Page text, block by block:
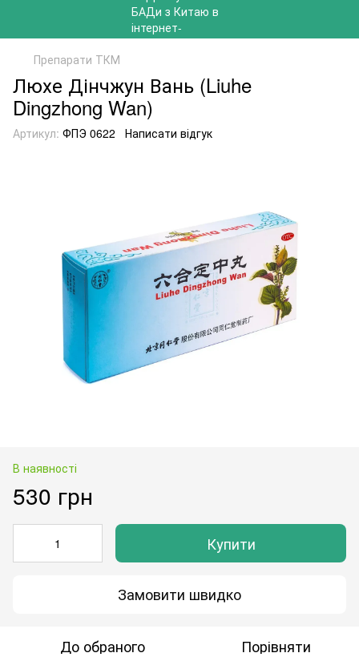
Препарати ТКМ
Люхе Дінчжун Вань (Liuhe
Dingzhong Wan)
Артикул: ФПЭ 0622 Написати відгук
В наявності
530 грн
Купити
Замовити швидко
До обраного Порівняти